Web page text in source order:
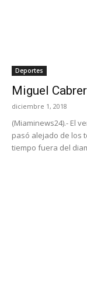
Deportes
Miguel
diciembre 1, 2018
(Miaminews24).- El
pasó alejado de los
tiempo fuera del